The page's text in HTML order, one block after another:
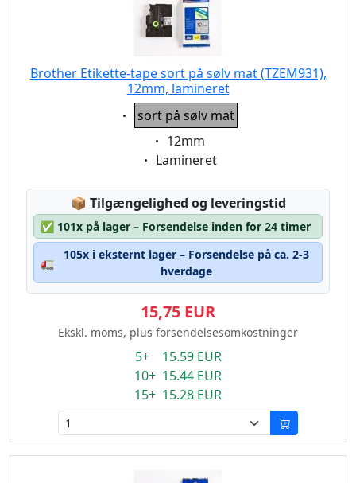
Brother Etikette-tape sort på sølv mat (TZEM931),
12mm, lamineret
Eigenschaft:
sort på sølv mat
Eigenschaft:
12mm
Eigenschaft:
Lamineret
📦 Lagerstatus:
Tilgængelighed og leveringstid
✅ 101x på lager – Forsendelse inden for 24 timer
🚛
105x i eksternt lager – Forsendelse på ca. 2-3
hverdage
15,75 EUR
Ekskl. moms, plus forsendelsesomkostninger
5+ 15.59 EUR
10+ 15.44 EUR
15+ 15.28 EUR